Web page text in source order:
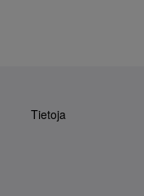
Tietoja